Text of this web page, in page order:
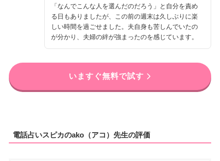
「なんでこんな人を選んだのだろう」と自分を責め
る日もありましたが、この前の週末は久しぶりに楽
しい時間を過ごせました。夫自身も苦しんでいたの
が分かり、夫婦の絆が強まったのを感じています。
いますぐ無料で試す
電話占いスピカのako（アコ）先生の評価